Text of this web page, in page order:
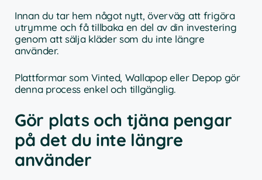
Innan du tar hem något nytt, överväg att frigöra
utrymme och få tillbaka en del av din investering
genom att sälja kläder som du inte längre
använder.
Plattformar som Vinted, Wallapop eller Depop gör
denna process enkel och tillgänglig.
Gör plats och tjäna pengar
på det du inte längre
använder